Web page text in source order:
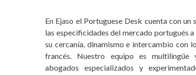
En Ejaso el Portuguese Desk cuenta con un
las especificidades del mercado portugués
su cercanía, dinamismo e intercambio con
francés. Nuestro equipo es
abogados especializados y